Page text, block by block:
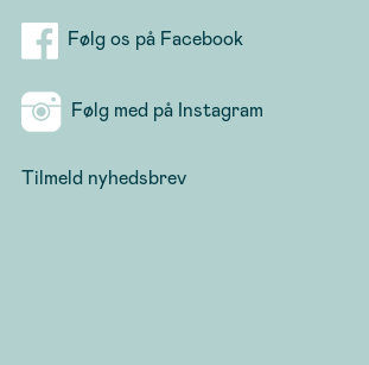
Følg os på Facebook
Følg med på Instagram
Tilmeld nyhedsbrev